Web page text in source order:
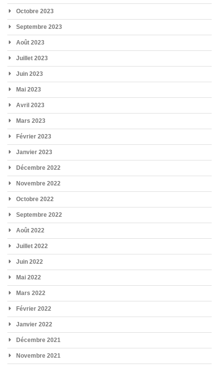
Octobre 2023
Septembre 2023
Août 2023
Juillet 2023
Juin 2023
Mai 2023
Avril 2023
Mars 2023
Février 2023
Janvier 2023
Décembre 2022
Novembre 2022
Octobre 2022
Septembre 2022
Août 2022
Juillet 2022
Juin 2022
Mai 2022
Mars 2022
Février 2022
Janvier 2022
Décembre 2021
Novembre 2021